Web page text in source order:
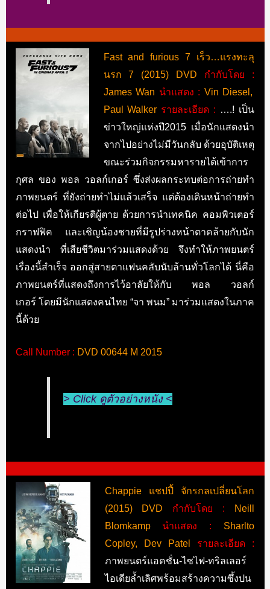
Fast and furious 7 เร็ว…แรงทะลุ
นรก 7 (2015) DVD กำกับโดย :
James Wan นำแสดง : Vin Diesel,
Paul Walker รายละเอียด : ….! เป็น
ข่าวใหญ่แห่งปี2015 เมื่อนักแสดงนำ
จากไปอย่างไม่มีวันกลับ ด้วยอุบัติเหตุ
ขณะร่วมกิจกรรมหารายได้เข้าการ
กุศล ของ พอล วอลก์เกอร์ ซึ่งส่งผลกระทบต่อการถ่ายทำ
ภาพยนตร์ ที่ยังถ่ายทำไม่แล้วเสร็จ แต่ต้องเดินหน้าถ่ายทำ
ต่อไป เพื่อให้เกียรติผู้ตาย ด้วยการนำเทคนิค คอมพิวเตอร์
กราฟฟิค และเชิญน้องชายที่มีรูปร่างหน้าตาคล้ายกับนัก
แสดงนำ ที่เสียชีวิตมาร่วมแสดงด้วย จึงทำให้ภาพยนตร์
เรื่องนี้สำเร็จ ออกสู่สายตาแฟนคลับนับล้านทั่วโลกได้ นี่คือ
ภาพยนตร์ที่แสดงถึงการไว้อาลัยให้กับ พอล วอลก์
เกอร์ โดยมีนักแสดงคนไทย “จา พนม” มาร่วมแสดงในภาค
นี้ด้วย
Call Number : DVD 00644 M 2015
> Click ดูตัวอย่างหนัง <
Chappie แชปปี้ จักรกลเปลี่ยนโลก
(2015) DVD กำกับโดย : Neill
Blomkamp นำแสดง : Sharlto
Copley, Dev Patel รายละเอียด :
ภาพยนตร์แอคชั่น-ไซไฟ-ทริลเลอร์
ไอเดียล้ำเลิศพร้อมสร้างความซึ้งปน